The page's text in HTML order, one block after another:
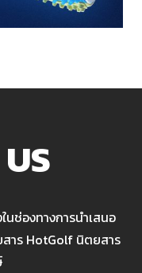
ช่องทางการนำเสนอ
าร HotGolf นิตยสาร